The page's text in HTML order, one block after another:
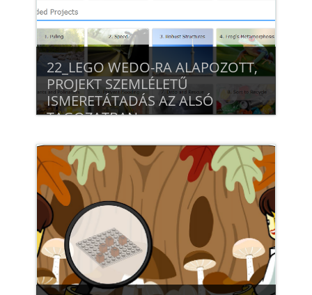
22_LEGO WEDO-RA ALAPOZOTT,
PROJEKT SZEMLÉLETŰ
ISMERETÁTADÁS AZ ALSÓ
TAGOZATBAN
Beiratkozás